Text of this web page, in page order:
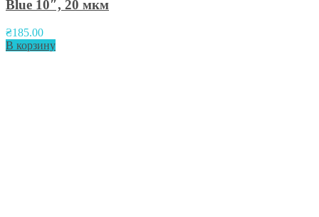
Blue 10″, 20 мкм
₴185.00
В корзину